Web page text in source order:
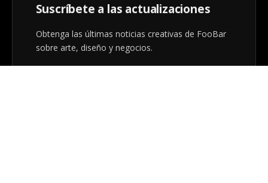
Suscríbete a las actualizaciones
Obtenga las últimas noticias creativas de FooBar
sobre arte, diseño y negocios.